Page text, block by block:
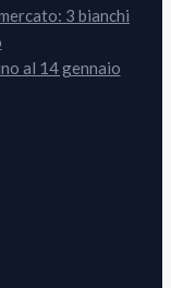
3 bianchi
al 14 gennaio